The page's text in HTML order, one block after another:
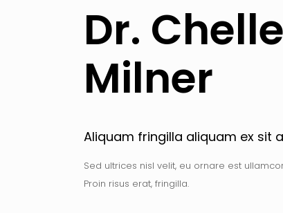
Dr. Chelle
Milner
Aliquam fringilla aliquam ex sit
Sed ultrices nisl velit, eu ornare est
Proin risus erat, fringilla.